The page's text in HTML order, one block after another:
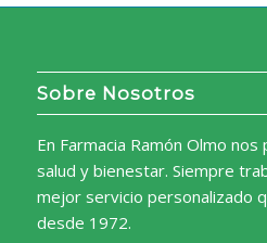
Sobre Nosotros
En Farmacia Ramón Olmo
salud y bienestar. Siempre
mejor servicio personalizado
desde 1972.